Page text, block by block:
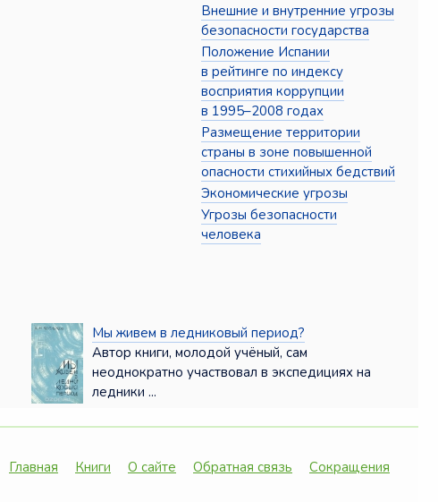
Внешние и внутренние угрозы
безопасности государства
Положение Испании
в рейтинге по индексу
восприятия коррупции
в 1995–2008 годах
Размещение территории
страны в зоне повышенной
опасности стихийных бедствий
Экономические угрозы
Угрозы безопасности
человека
Мы живем в ледниковый период?
Автор книги, молодой учёный, сам
неоднократно участвовал в экспедициях на
ледники ...
Главная Книги О сайте Обратная связь Сокращения